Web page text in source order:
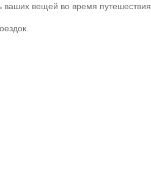
ваших вещей во время путешествия.